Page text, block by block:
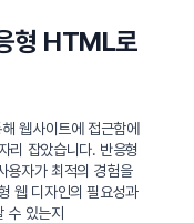
형 HTML로
웹사이트에 접근함에
리 잡았습니다. 반응형
용자가 최적의 경험을
웹 디자인의 필요성과
수 있는지